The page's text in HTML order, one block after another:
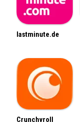
lastminute.de
Crunchyroll